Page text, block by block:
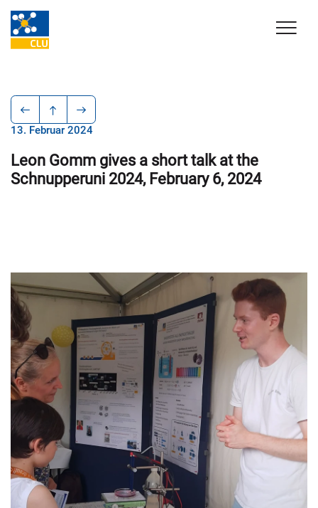
13. Februar 2024
Leon Gomm gives a short talk at the
Schnupperuni 2024, February 6, 2024